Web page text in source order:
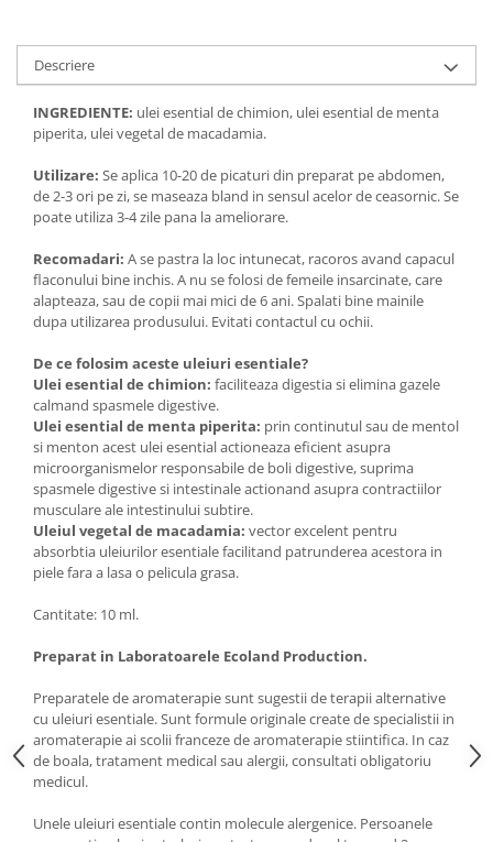
Descriere
INGREDIENTE: ulei esential de chimion, ulei esential de menta
piperita, ulei vegetal de macadamia.
Utilizare: Se aplica 10-20 de picaturi din preparat pe abdomen,
de 2-3 ori pe zi, se maseaza bland in sensul acelor de ceasornic. Se
poate utiliza 3-4 zile pana la ameliorare.
Recomadari: A se pastra la loc intunecat, racoros avand capacul
flaconului bine inchis. A nu se folosi de femeile insarcinate, care
alapteaza, sau de copii mai mici de 6 ani. Spalati bine mainile
dupa utilizarea produsului. Evitati contactul cu ochii.
De ce folosim aceste uleiuri esentiale?
Ulei esential de chimion: faciliteaza digestia si elimina gazele
calmand spasmele digestive.
Ulei esential de menta piperita: prin continutul sau de mentol
si menton acest ulei esential actioneaza eficient asupra
microorganismelor responsabile de boli digestive, suprima
spasmele digestive si intestinale actionand asupra contractiilor
musculare ale intestinului subtire.
Uleiul vegetal de macadamia: vector excelent pentru
absorbtia uleiurilor esentiale facilitand patrunderea acestora in
piele fara a lasa o pelicula grasa.
Cantitate: 10 ml.
Preparat in Laboratoarele Ecoland Production.
Preparatele de aromaterapie sunt sugestii de terapii alternative
cu uleiuri esentiale. Sunt formule originale create de specialistii in
aromaterapie ai scolii franceze de aromaterapie stiintifica. In caz
de boala, tratament medical sau alergii, consultati obligatoriu
medicul.
Unele uleiuri esentiale contin molecule alergenice. Persoanele